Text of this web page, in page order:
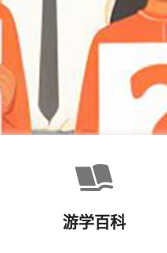
游学百科